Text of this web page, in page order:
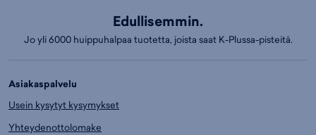
Edullisemmin.
Jo yli 6000 huippuhalpaa tuotetta, joista saat K-Plussa-pisteitä.
Asiakaspalvelu
Usein kysytyt kysymykset
Yhteydenottolomake